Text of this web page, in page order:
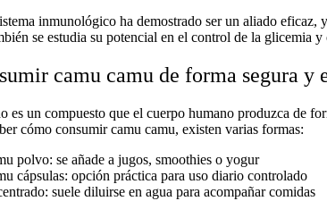
inmunológicoha demostrado ser un aliado eficaz,
se estudia su potencial en el control de la glicemia
camu camu de forma segura y
es un compuesto que el cuerpo humano produzca de
cómo consumir camu camu, existen varias formas:
polvo: se añade a jugos, smoothies o yogur
cápsulas: opción práctica para uso diario controlado
suele diluirse en agua para acompañar comidas